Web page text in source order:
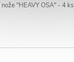
"HEAVY OSA" - 4 ks